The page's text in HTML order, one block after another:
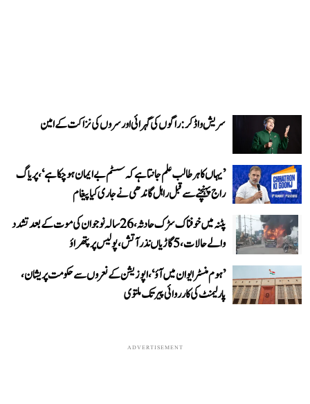
سریش واڈکر: راگوں کی گہرائی اور سروں کی نزاکت کے امین
’یہاں کا ہر طالب علم جانتا ہے کہ سسٹم بے ایمان ہو چکا ہے‘، پریاگ
راج پہنچنے سے قبل راہل گاندھی نے جاری کیا پیغام
پٹنہ میں خوفناک سڑک حادثہ، 26 سالہ نوجوان کی موت کے بعد تشدد
والے حالات، 5 گاڑیاں نذر آتش، پولیس پر پتھراؤ
’ہوم منسٹر ایوان میں آؤ‘، اپوزیشن کے نعروں سے حکومت پریشان،
پارلیمنٹ کی کارروائی پیر تک ملتوی
ADVERTISEMENT